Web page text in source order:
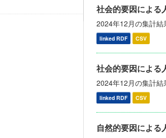
社会的要因による
2024年12月の集計結
linked RDF CSV
社会的要因による
2024年12月の集計結
linked RDF CSV
自然的要因による